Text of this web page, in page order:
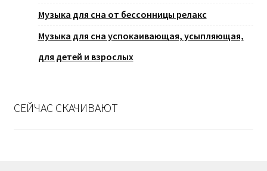
Музыка для сна от бессонницы релакс
Музыка для сна успокаивающая, усыпляющая,
для детей и взрослых
СЕЙЧАС СКАЧИВАЮТ